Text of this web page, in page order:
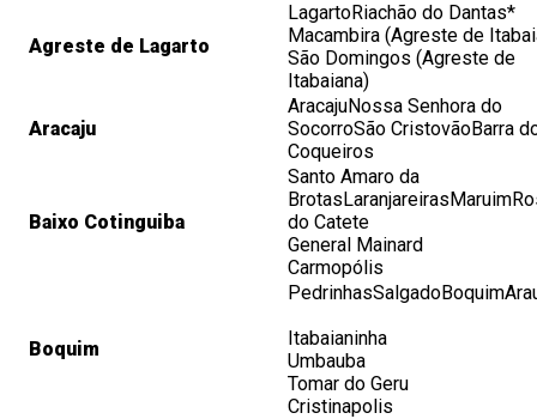
Agreste de Lagarto
LagartoRiachão do Dantas*
Macambira (Agreste de
São Domingos (Agreste de
Itabaiana)
Aracaju
AracajuNossa Senhora do
SocorroSão CristovãoBarra
Coqueiros
Baixo Cotinguiba
Santo Amaro da
do Catete
General Mainard
Carmopólis
Boquim
Itabaianinha
Umbauba
Tomar do Geru
Cristinapolis